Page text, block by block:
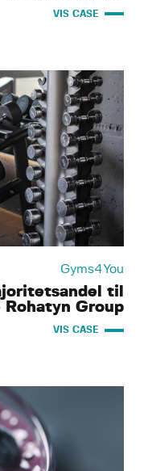
VIS CASE
Gyms4You
til
Rohatyn Group
VIS CASE